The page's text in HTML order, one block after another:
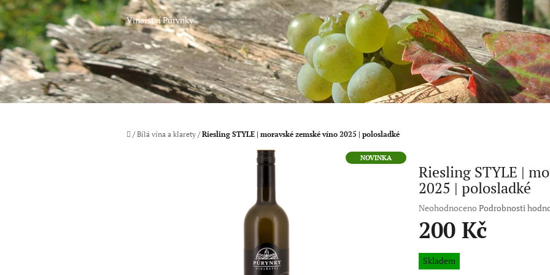
Přejít
na
obsah
Vinařství Púrynky
Domů
/ Bílá vína a klarety / Riesling STYLE | moravské zemské víno 2025 | polosladké
NOVINKA
Riesling STYLE |
2025 | polosladké
Průměrné
produktu
0,0
z
Neohodnoceno Podrobnosti
200 Kč
Měrná
cena:
Skladem